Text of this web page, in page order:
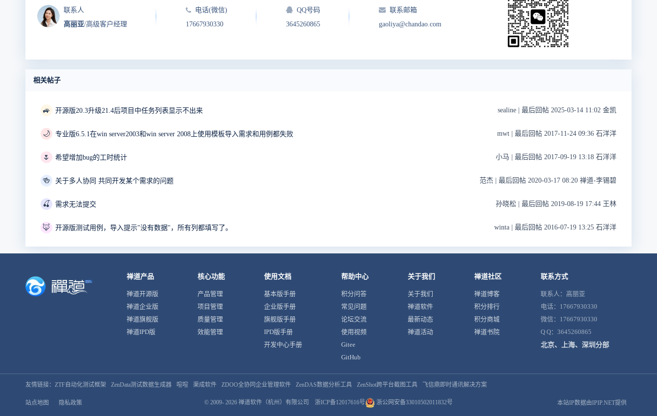
联系人
高丽亚/高级客户经理
电话(微信)
17667930330
QQ号码
3645260865
联系邮箱
gaoliya@chandao.com
相关帖子
🚙 开源版20.3升级21.4后项目中任务列表显示不出来 sealine | 最后回帖 2025-03-14 11:02 金凯
🌙 专业版6.5.1在win server2003和win server 2008上使用模板导入需求和用例都失败 mwt | 最后回帖 2017-11-24 09:36 石洋洋
🌷 希望增加bug的工时统计 小马 | 最后回帖 2017-09-19 13:18 石洋洋
🍻 关于多人协同 共同开发某个需求的问题 范杰 | 最后回帖 2020-03-17 08:20 禅道-李锡碧
🍒 需求无法提交 孙晓松 | 最后回帖 2019-08-19 17:44 王林
🦊 开源版测试用例，导入提示"没有数据"，所有列都填写了。 winta | 最后回帖 2016-07-19 13:25 石洋洋
禅道产品
禅道开源版
禅道企业版
禅道旗舰版
禅道IPD版
核心功能
产品管理
项目管理
质量管理
效能管理
使用文档
基本版手册
企业版手册
旗舰版手册
IPD版手册
开发中心手册
帮助中心
积分问答
常见问题
论坛交流
使用视频
Gitee
GitHub
关于我们
关于我们
禅道软件
最新动态
禅道活动
禅道社区
禅道博客
积分排行
积分商城
禅道书院
联系方式
联系人：高丽亚
电话：17667930330
微信：17667930330
Q Q：3645260865
北京、上海、深圳分部
友情链接： ZTF自动化测试框架 ZenData测试数据生成器 喧喧 渠成软件 ZDOO全协同企业管理软件 ZenDAS数据分析工具 ZenShot跨平台截图工具 飞信鼎即时通讯解决方案
站点地图 隐私政策 © 2009- 2026 禅道软件（杭州）有限公司 浙ICP备12017616号 浙公网安备33010502011832号 本站IP数据由IPIP.NET提供